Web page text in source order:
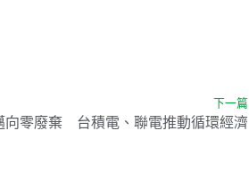
下一篇
向零廢棄 台積電、聯電推動循環經濟